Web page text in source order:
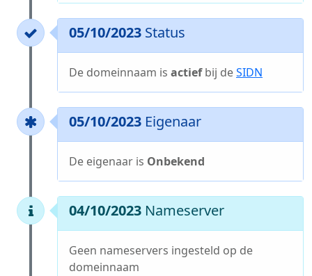
05/10/2023 Status
De domeinnaam is actiefbij deSIDN
05/10/2023 Eigenaar
De eigenaar is Onbekend
04/10/2023 Nameserver
Geen nameservers ingesteld op de
domeinnaam